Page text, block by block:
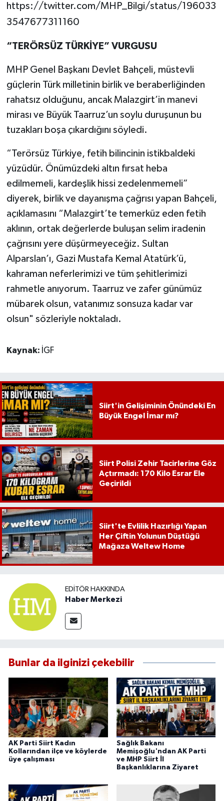
https://twitter.com/MHP_Bilgi/status/196033
3547677311160
“TERÖRSÜZ TÜRKİYE” VURGUSU
MHP Genel Başkanı Devlet Bahçeli, müstevli
güçlerin Türk milletinin birlik ve beraberliğinden
rahatsız olduğunu, ancak Malazgirt’in manevi
mirası ve Büyük Taarruz’un soylu duruşunun bu
tuzakları boşa çıkardığını söyledi.
“Terörsüz Türkiye, fetih bilincinin istikbaldeki
yüzüdür. Önümüzdeki altın fırsat heba
edilmemeli, kardeşlik hissi zedelenmemeli”
diyerek, birlik ve dayanışma çağrısı yapan Bahçeli,
açıklamasını “Malazgirt’te temerküz eden fetih
aklının, ortak değerlerde buluşan selim iradenin
çağrısını yere düşürmeyeceğiz. Sultan
Alparslan’ı, Gazi Mustafa Kemal Atatürk’ü,
kahraman neferlerimizi ve tüm şehitlerimizi
rahmetle anıyorum. Taarruz ve zafer günümüz
mübarek olsun, vatanımız sonsuza kadar var
olsun" sözleriyle noktaladı.
Kaynak: İGF
Siirt'in Gelişiminin Önündeki En
Büyük Engel İmar mı?
Siirt Polisi Zehir Tacirlerine Göz
Açtırmadı: 170 Kilo Esrar Ele
Geçirildi
Siirt'te Evlilik Hazırlığı Yapan
Her Çiftin Yolunun Düştüğü
Mağaza Weltew Home
EDITÖR HAKKINDA
Haber Merkezi
Bunlar da ilginizi çekebilir
AK Parti Siirt Kadın
Kollarından ilçe ve köylerde
üye çalışması
Sağlık Bakanı
Memişoğlu'ndan AK Parti
ve MHP Siirt İl
Başkanlıklarına Ziyaret